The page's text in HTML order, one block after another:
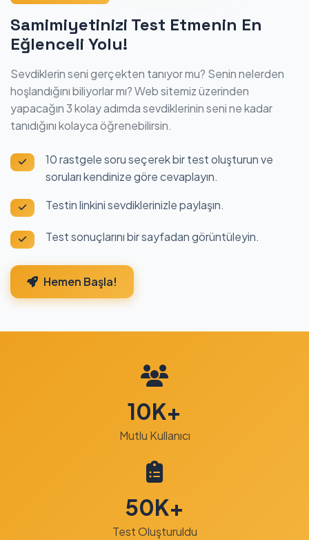
Samimiyetinizi Test Etmenin En
Eğlenceli Yolu!
Sevdiklerin seni gerçekten tanıyor mu? Senin nelerden
hoşlandığını biliyorlar mı? Web sitemiz üzerinden
yapacağın 3 kolay adımda sevdiklerinin seni ne kadar
tanıdığını kolayca öğrenebilirsin.
10 rastgele soru seçerek bir test oluşturun ve
soruları kendinize göre cevaplayın.
Testin linkini sevdiklerinizle paylaşın.
Test sonuçlarını bir sayfadan görüntüleyin.
Hemen Başla!
10K+
Mutlu Kullanıcı
50K+
Test Oluşturuldu